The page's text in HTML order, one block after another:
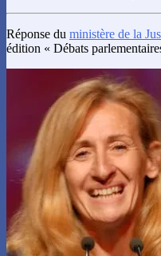
Réponse du ministère de la
édition « Débats